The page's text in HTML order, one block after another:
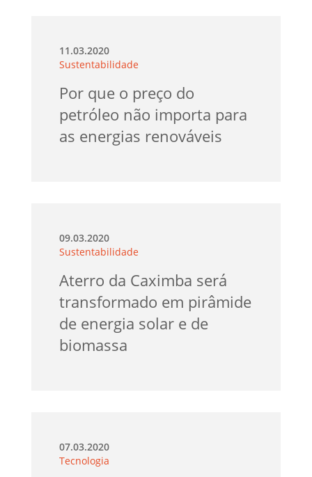
11.03.2020
Sustentabilidade
Por que o preço do
petróleo não importa para
as energias renováveis
09.03.2020
Sustentabilidade
Aterro da Caximba será
transformado em pirâmide
de energia solar e de
biomassa
07.03.2020
Tecnologia